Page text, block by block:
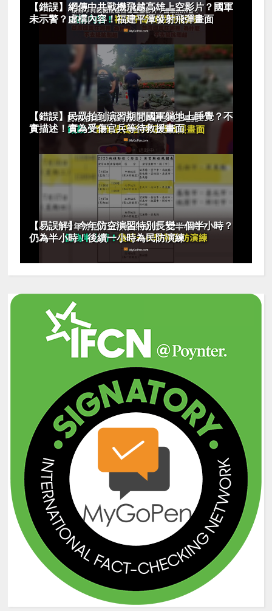
【錯誤】網傳中共戰機飛越高雄上空影片？國軍
未示警？虛構內容！福建平潭發射飛彈畫面
【錯誤】民眾拍到演習期間國軍躺地上睡覺？不
實描述！實為受傷官兵等待救援畫面
【易誤解】今年防空演習特別長變一個半小時？
仍為半小時！後續一小時為民防演練